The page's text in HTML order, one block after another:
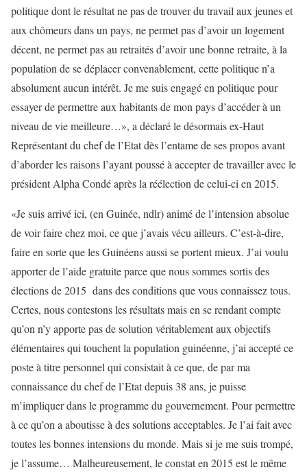
politique dont le résultat ne pas de trouver du travail aux jeunes et
aux chômeurs dans un pays, ne permet pas d’avoir un logement
décent, ne permet pas au retraités d’avoir une bonne retraite, à la
population de se déplacer convenablement, cette politique n’a
absolument aucun intérêt. Je me suis engagé en politique pour
essayer de permettre aux habitants de mon pays d’accéder à un
niveau de vie meilleure…», a déclaré le désormais ex-Haut
Représentant du chef de l’Etat dès l’entame de ses propos avant
d’aborder les raisons l’ayant poussé à accepter de travailler avec le
président Alpha Condé après la réélection de celui-ci en 2015.
«Je suis arrivé ici, (en Guinée, ndlr) animé de l’intension absolue
de voir faire chez moi, ce que j’avais vécu ailleurs. C’est-à-dire,
faire en sorte que les Guinéens aussi se portent mieux. J’ai voulu
apporter de l’aide gratuite parce que nous sommes sortis des
élections de 2015 dans des conditions que vous connaissez tous.
Certes, nous contestons les résultats mais en se rendant compte
qu’on n’y apporte pas de solution véritablement aux objectifs
élémentaires qui touchent la population guinéenne, j’ai accepté ce
poste à titre personnel qui consistait à ce que, de par ma
connaissance du chef de l’Etat depuis 38 ans, je puisse
m’impliquer dans le programme du gouvernement. Pour permettre
à ce qu’on a aboutisse à des solutions acceptables. Je l’ai fait avec
toutes les bonnes intensions du monde. Mais si je me suis trompé,
je l’assume… Malheureusement, le constat en 2015 est le même